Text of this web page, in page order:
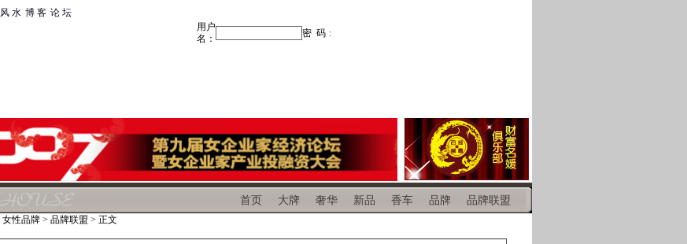
风 水 博 客 论 坛
首页 大牌 奢华 新品 香车 品牌 品牌联盟
女性品牌 > 品牌联盟 > 正文